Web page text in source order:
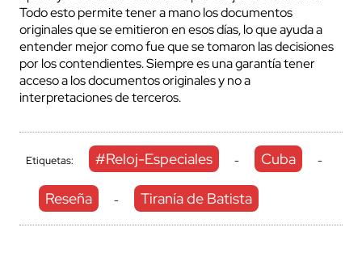
Todo esto permite tener a mano los documentos
originales que se emitieron en esos días, lo que ayuda a
entender mejor como fue que se tomaron las decisiones
por los contendientes. Siempre es una garantía tener
acceso a los documentos originales y no a
interpretaciones de terceros.
Etiquetas: #Reloj-Especiales - Cuba -
Reseña - Tiranía de Batista